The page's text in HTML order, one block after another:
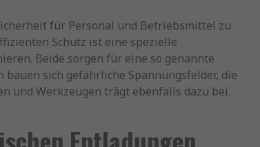
für Personal und Betriebsmittel zu
Schutz ist eine spezielle
Beide sorgen für eine so genannte
sich gefährliche Spannungsfelder, die
und Werkzeugen trägt ebenfalls dazu bei.